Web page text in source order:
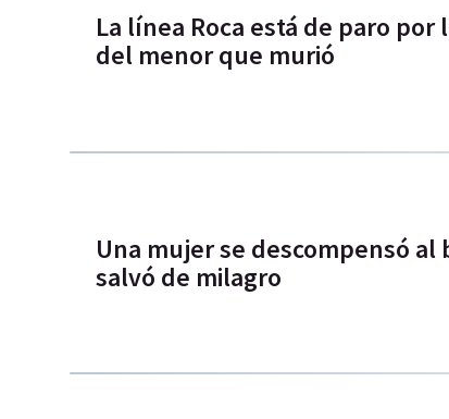
La línea Roca está de paro
del menor que murió
Una mujer se descompensó al
salvó de milagro